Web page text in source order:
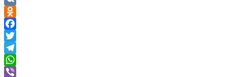
VK
Odnoklassniki
Facebook
Twitter
Telegram
WhatsApp